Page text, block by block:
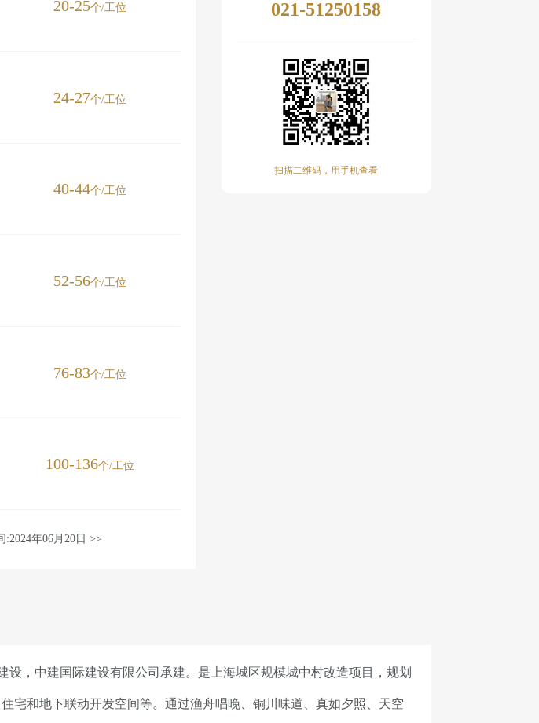
20-25个/工位
24-27个/工位
40-44个/工位
52-56个/工位
76-83个/工位
100-136个/工位
年06月20日 >>
021-51250158
扫描二维码，用手机查看
，中建国际建设有限公司承建。是上海城区规模城中村改造项目，规划
宅和地下联动开发空间等。通过渔舟唱晚、铜川味道、真如夕照、天空